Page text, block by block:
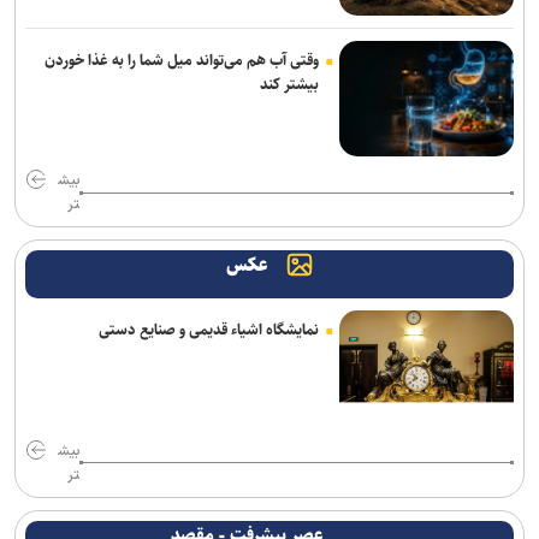
مهاجرانی: آذربایجان کتاب گشوده تاریخ ایران و مدرسه آزادگی و تمدن
است
محسن رضایی: اجازه باز شدن مسیر دوم در تنگه هرمز را نخواهیم داد
وحدت و انسجام است
سقوط آراء مرتبط با حزب نتانیاهو در آستانه انتخابات کنست
آمریکا تحریم‌های جدید علیه ایران اعمال کرد
مقام یمنی: عربستان از قدرت نظامی صنعا وحشت دارد
سناتور آمریکایی: جنگ غیرقانونی ترامپ علیه ایران باید فوراً متوقف شود
ادعای حکومت جولانی درباره خنثی‌سازی عملیات داعش در دمشق
وقتی آب هم می‌تواند میل شما را به غذا خوردن
بیشتر کند
بیش
تر
عکس
نمایشگاه اشیاء قدیمی و صنایع دستی
بیش
تر